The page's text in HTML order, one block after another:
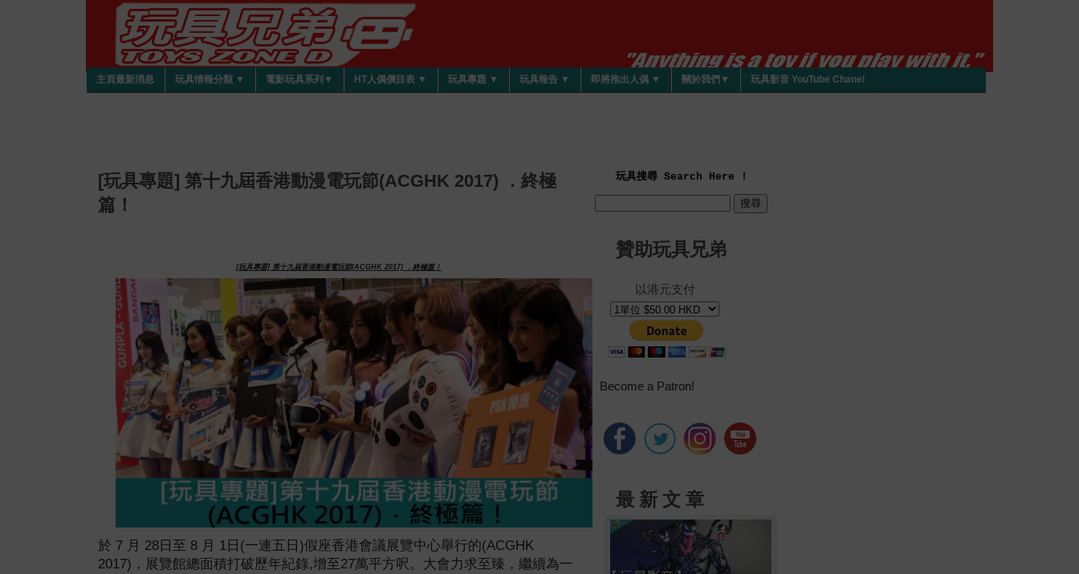
主頁最新消息 玩具情報分類 ▼ 電影玩具系列▼ HT人偶價目表 ▼ 玩具專題 ▼ 玩具報告 ▼ 即將推出人偶 ▼ 關於我們▼ 玩具影音 YouTube Chanel
[玩具專題] 第十九屆香港動漫電玩節(ACGHK 2017) ．終極
篇！
[玩具專題] 第十九屆香港動漫電玩節(ACGHK 2017) ．終極篇！
於 7 月 28 日 至 8 月 1 日 (一連五日 )假座香港會議展覽中心舉行的(ACGHK
2017) ，展覽館總面積打破歷年紀錄,增至 27萬平方呎。 大會力求至臻， 繼續為一
玩具搜尋 Search Here !
贊助玩具兄弟
以港元支付
Become a Patron!
最 新 文 章